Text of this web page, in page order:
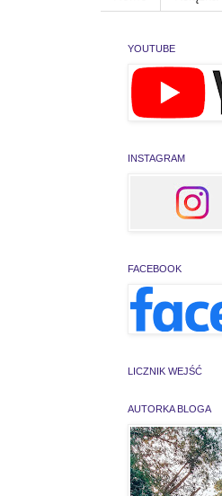
YOUTUBE
INSTAGRAM
FACEBOOK
LICZNIK WEJŚĆ
AUTORKA BLOGA